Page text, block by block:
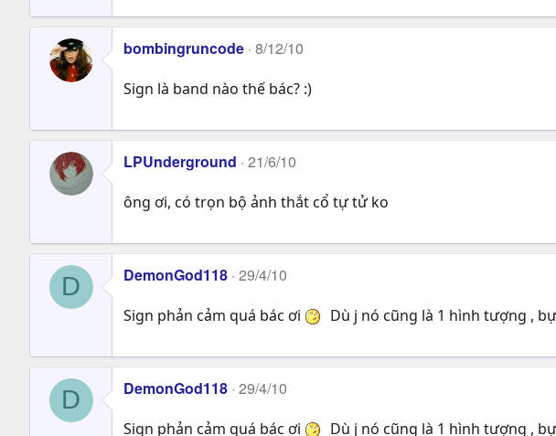
bombingruncode 8/12/10
Sign là band nào thế bác? :)
LPUnderground 21/6/10
ông ơi, có trọn bộ ảnh thắt cổ tự tử ko
D DemonGod118 29/4/10
Sign phản cảm quá bác ơi Dù j nó cũng là 1 hình tượng ,
D DemonGod118 29/4/10
Sign phản cảm quá bác ơi Dù j nó cũng là 1 hình tượng ,